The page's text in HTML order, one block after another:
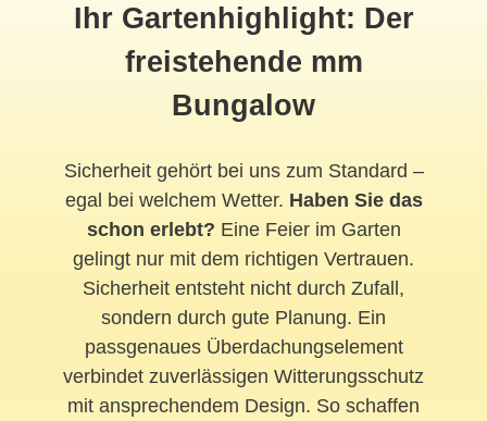
Ihr Gartenhighlight: Der
freistehende mm
Bungalow
Sicherheit gehört bei uns zum Standard –
egal bei welchem Wetter. Haben Sie das
schon erlebt? Eine Feier im Garten
gelingt nur mit dem richtigen Vertrauen.
Sicherheit entsteht nicht durch Zufall,
sondern durch gute Planung. Ein
passgenaues Überdachungselement
verbindet zuverlässigen Witterungsschutz
mit ansprechendem Design. So schaffen